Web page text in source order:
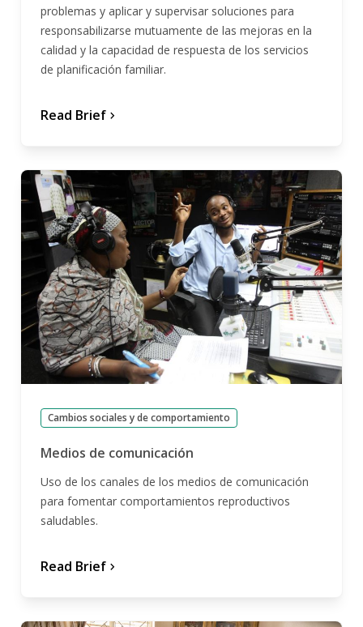
problemas y aplicar y supervisar soluciones para
responsabilizarse mutuamente de las mejoras en la
calidad y la capacidad de respuesta de los servicios
de planificación familiar.
Read Brief chevron_forward
Cambios sociales y de comportamiento
Medios de comunicación
Uso de los canales de los medios de comunicación
para fomentar comportamientos reproductivos
saludables.
Read Brief chevron_forward